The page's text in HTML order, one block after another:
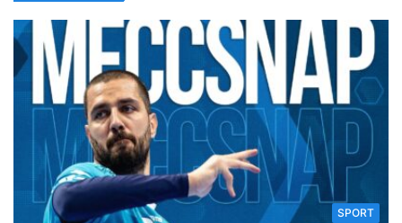
SPORT